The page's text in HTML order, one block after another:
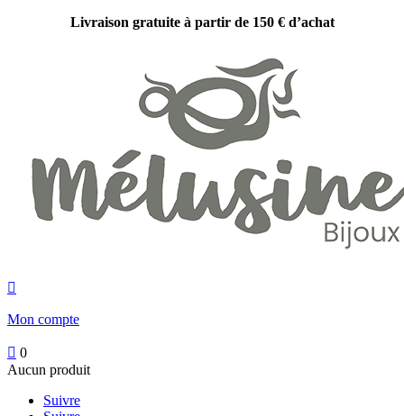
Livraison gratuite à partir de 150 € d’achat

Mon compte
 0
Aucun produit
Suivre